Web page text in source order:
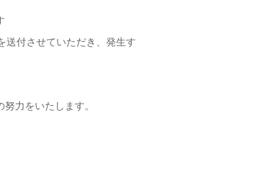
送付させていただき、発生す
力をいたします。